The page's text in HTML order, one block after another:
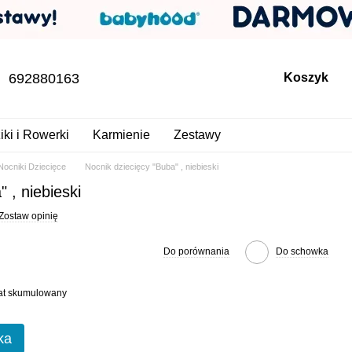
692880163 Koszyk
i Rowerki Karmienie Zestawy
Dziecięce Nocnik dziecięcy "Buba" , niebieski
, niebieski
opinię
Do porównania Do schowka
skumulowany